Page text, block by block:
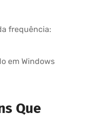
frequência:
em Windows
Que